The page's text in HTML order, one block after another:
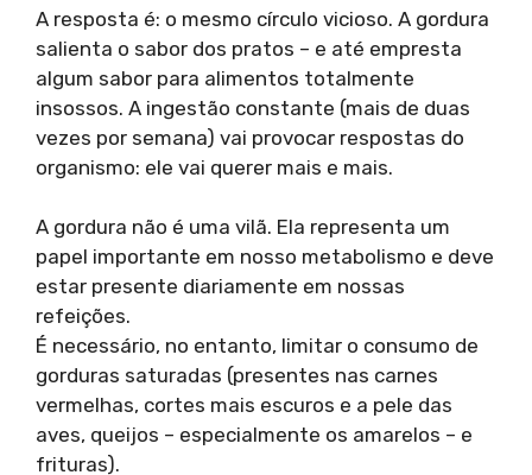
A resposta é: o mesmo círculo vicioso. A gordura
salienta o sabor dos pratos – e até empresta
algum sabor para alimentos totalmente
insossos. A ingestão constante (mais de duas
vezes por semana) vai provocar respostas do
organismo: ele vai querer mais e mais.
A gordura não é uma vilã. Ela representa um
papel importante em nosso metabolismo e deve
estar presente diariamente em nossas
refeições.
É necessário, no entanto, limitar o consumo de
gorduras saturadas (presentes nas carnes
vermelhas, cortes mais escuros e a pele das
aves, queijos – especialmente os amarelos – e
frituras).